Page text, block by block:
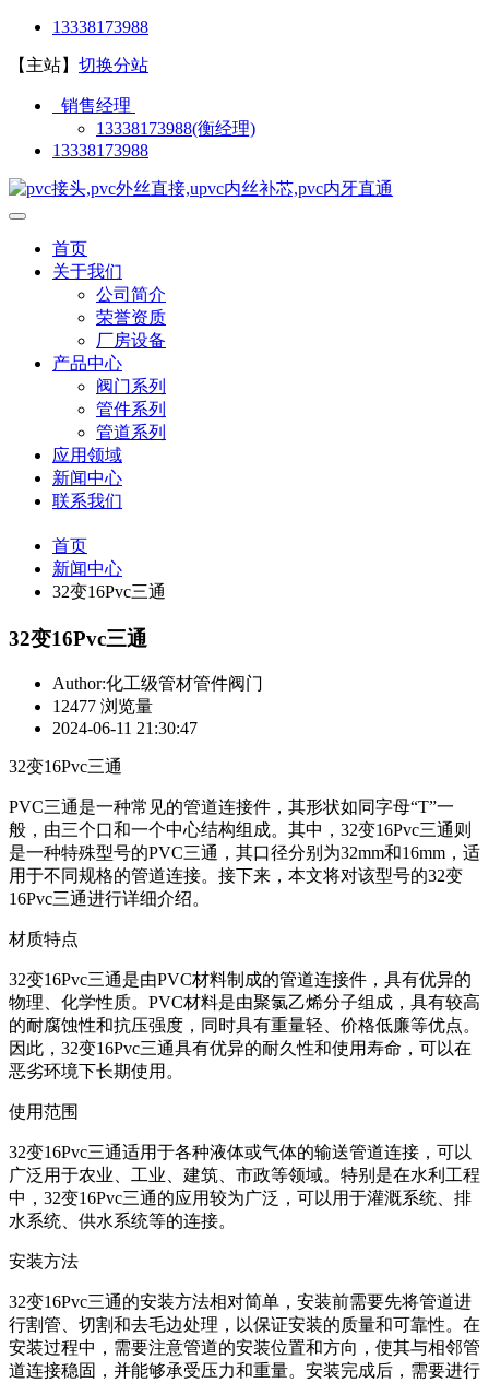
13338173988
【主站】 切换分站
销售经理
13338173988(衡经理)
13338173988
首页
关于我们
公司简介
荣誉资质
厂房设备
产品中心
阀门系列
管件系列
管道系列
应用领域
新闻中心
联系我们
首页
新闻中心
32变16Pvc三通
32变16Pvc三通
Author:化工级管材管件阀门
12477 浏览量
2024-06-11 21:30:47
32变16Pvc三通
PVC三通是一种常见的管道连接件，其形状如同字母“T”一
般，由三个口和一个中心结构组成。其中，32变16Pvc三通则
是一种特殊型号的PVC三通，其口径分别为32mm和16mm，适
用于不同规格的管道连接。接下来，本文将对该型号的32变
16Pvc三通进行详细介绍。
材质特点
32变16Pvc三通是由PVC材料制成的管道连接件，具有优异的
物理、化学性质。PVC材料是由聚氯乙烯分子组成，具有较高
的耐腐蚀性和抗压强度，同时具有重量轻、价格低廉等优点。
因此，32变16Pvc三通具有优异的耐久性和使用寿命，可以在
恶劣环境下长期使用。
使用范围
32变16Pvc三通适用于各种液体或气体的输送管道连接，可以
广泛用于农业、工业、建筑、市政等领域。特别是在水利工程
中，32变16Pvc三通的应用较为广泛，可以用于灌溉系统、排
水系统、供水系统等的连接。
安装方法
32变16Pvc三通的安装方法相对简单，安装前需要先将管道进
行割管、切割和去毛边处理，以保证安装的质量和可靠性。在
安装过程中，需要注意管道的安装位置和方向，使其与相邻管
道连接稳固，并能够承受压力和重量。安装完成后，需要进行